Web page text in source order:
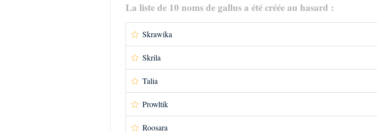
La liste de 10 noms de gallus a été créée au hasard :
Skrawika
Skrila
Talia
Prowltik
Roosara